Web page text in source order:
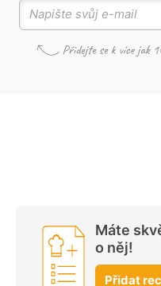
Máte
o něj!
Přidat